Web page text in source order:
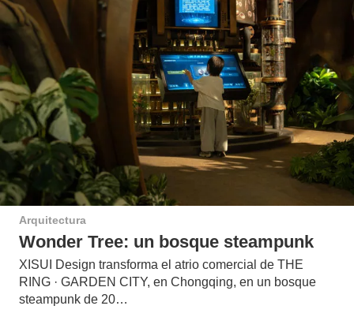
Arquitectura
Wonder Tree: un bosque steampunk
XISUI Design transforma el atrio comercial de THE
RING · GARDEN CITY, en Chongqing, en un bosque
steampunk de 20…